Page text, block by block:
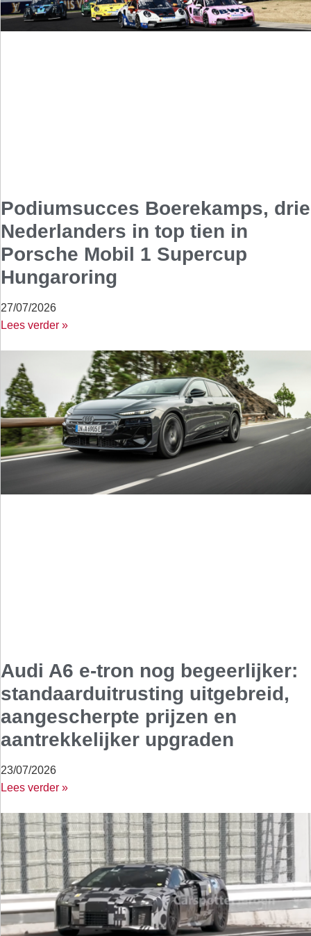
Podiumsucces Boerekamps, drie
Nederlanders in top tien in
Porsche Mobil 1 Supercup
Hungaroring
27/07/2026
Lees verder »
Audi A6 e-tron nog begeerlijker:
standaarduitrusting uitgebreid,
aangescherpte prijzen en
aantrekkelijker upgraden
23/07/2026
Lees verder »